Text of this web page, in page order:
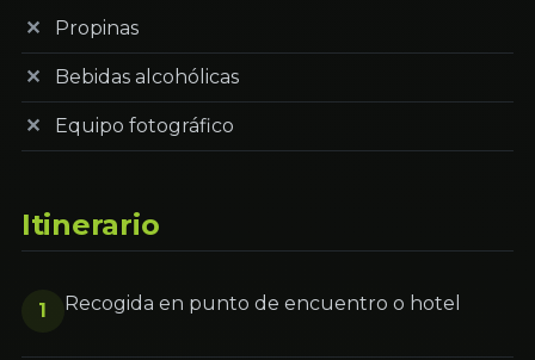
Propinas
Bebidas alcohólicas
Equipo fotográfico
Itinerario
1 Recogida en punto de encuentro o hotel